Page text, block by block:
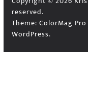
reserved.
Theme: ColorMag Pro
WordPress.